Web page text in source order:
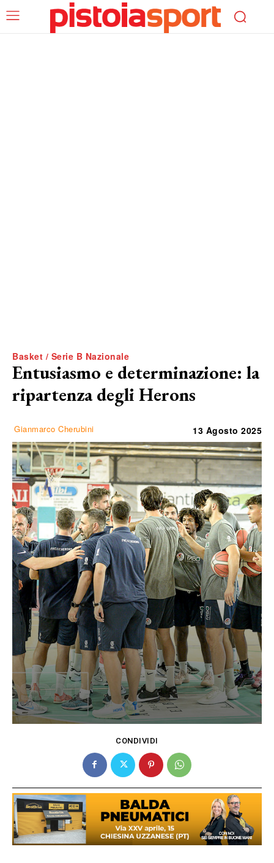
Basket / Serie B Nazionale
Entusiasmo e determinazione: la
ripartenza degli Herons
Gianmarco Cherubini 13 Agosto 2025
CONDIVIDI